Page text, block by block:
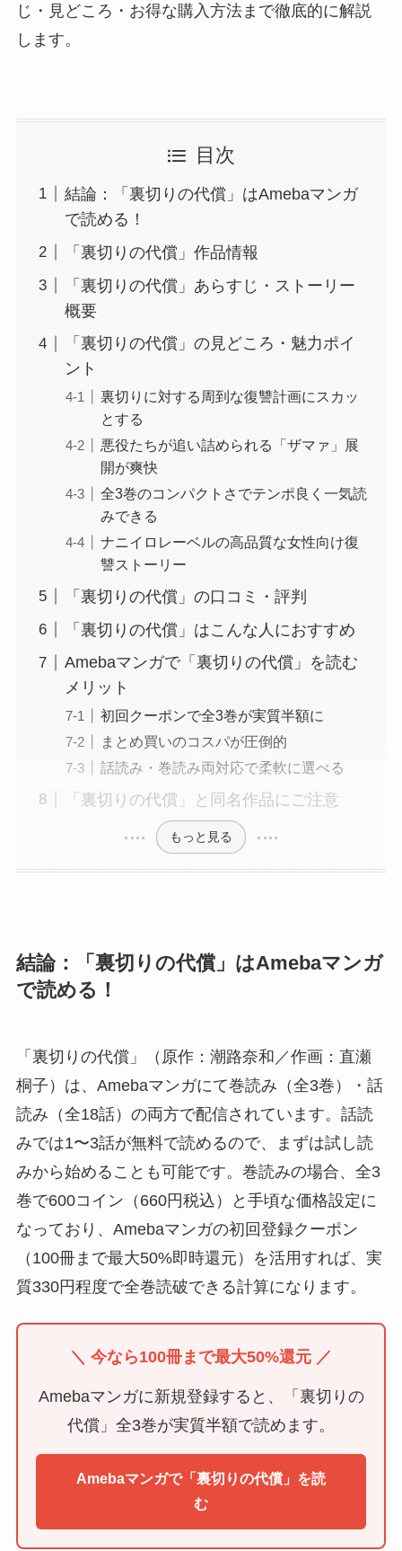
じ・見どころ・お得な購入方法まで徹底的に解説
します。
目次
結論：「裏切りの代償」はAmebaマンガ
で読める！
「裏切りの代償」作品情報
「裏切りの代償」あらすじ・ストーリー
概要
「裏切りの代償」の見どころ・魅力ポイ
ント
裏切りに対する周到な復讐計画にスカッ
とする
悪役たちが追い詰められる「ザマァ」展
開が爽快
全3巻のコンパクトさでテンポ良く一気読
みできる
ナニイロレーベルの高品質な女性向け復
讐ストーリー
「裏切りの代償」の口コミ・評判
「裏切りの代償」はこんな人におすすめ
Amebaマンガで「裏切りの代償」を読む
メリット
初回クーポンで全3巻が実質半額に
まとめ買いのコスパが圧倒的
話読み・巻読み両対応で柔軟に選べる
「裏切りの代償」と同名作品にご注意
もっと見る
結論：「裏切りの代償」はAmebaマンガ
で読める！
「裏切りの代償」（原作：潮路奈和／作画：直瀬
桐子）は、Amebaマンガにて巻読み（全3巻）・話
読み（全18話）の両方で配信されています。話読
みでは1〜3話が無料で読めるので、まずは試し読
みから始めることも可能です。巻読みの場合、全3
巻で600コイン（660円税込）と手頃な価格設定に
なっており、Amebaマンガの初回登録クーポン
（100冊まで最大50%即時還元）を活用すれば、実
質330円程度で全巻読破できる計算になります。
＼ 今なら100冊まで最大50%還元 ／
Amebaマンガに新規登録すると、「裏切りの
代償」全3巻が実質半額で読めます。
Amebaマンガで「裏切りの代償」を読
む